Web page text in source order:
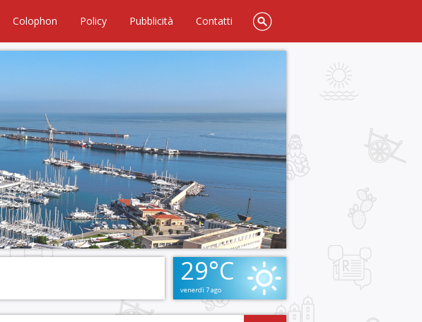
Colophon Policy Pubblicità Contatti
29°C
venerdì 7 ago